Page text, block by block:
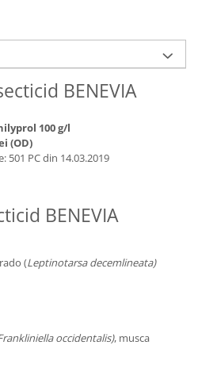
BENEVIA
100 g/l
(OD)
501 PC din 14.03.2019
BENEVIA
(Leptinotarsa decemlineata)
occidentalis), musca